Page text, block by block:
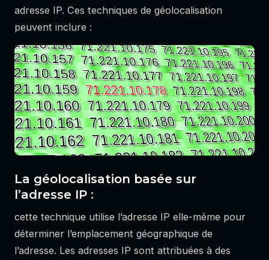
adresse IP. Ces techniques de géolocalisation
peuvent inclure :
La géolocalisation basée sur
l’adresse IP :
cette technique utilise l’adresse IP elle-même pour
déterminer l’emplacement géographique de
l’adresse. Les adresses IP sont attribuées à des